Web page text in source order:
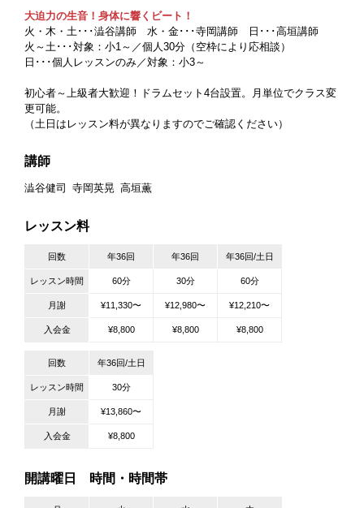
大迫力の生音！身体に響くビート！
火・木・土･･･澁谷講師 水・金･･･寺岡講師 日･･･高垣講師
火～土･･･対象：小1～／個人30分（空枠により応相談）
日･･･個人レッスンのみ／対象：小3～
初心者～上級者大歓迎！ドラムセット4台設置。月単位でクラス変
更可能。
（土日はレッスン料が異なりますのでご確認ください）
講師
澁谷健司 寺岡英晃 高垣薫
レッスン料
回数 年36回 年36回 年36回/土日
レッスン時間 60分 30分 60分
月謝 ¥11,330〜 ¥12,980〜 ¥12,210〜
入会金 ¥8,800 ¥8,800 ¥8,800
回数 年36回/土日
レッスン時間 30分
月謝 ¥13,860〜
入会金 ¥8,800
開講曜日 時間・時間帯